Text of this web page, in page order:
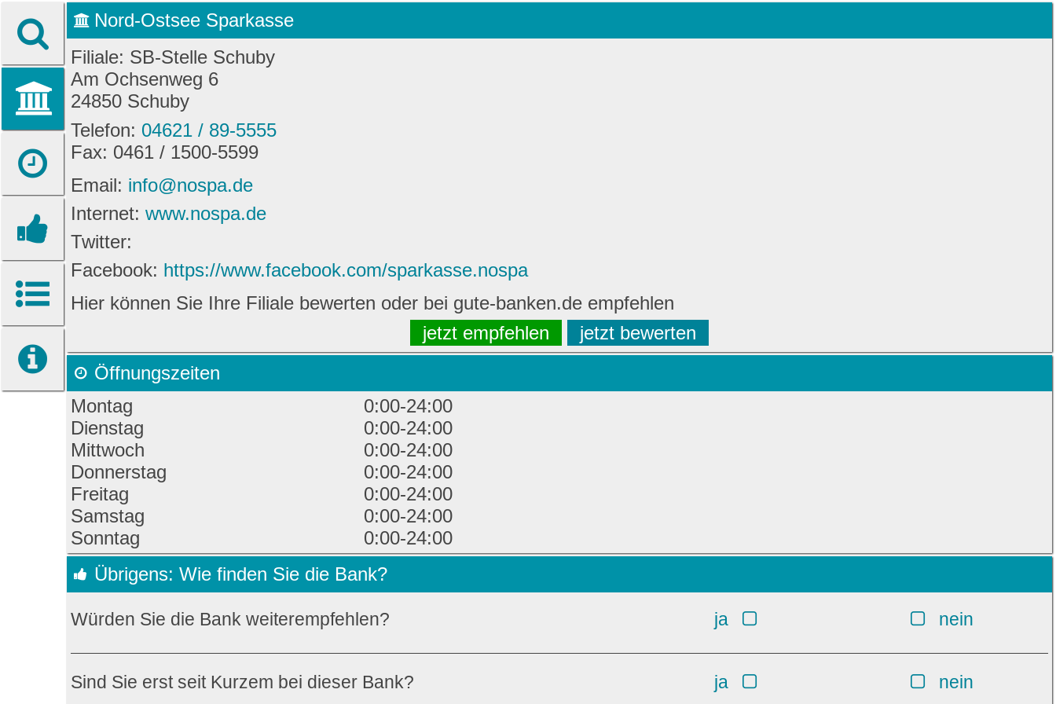
Nord-Ostsee Sparkasse
Filiale: SB-Stelle Schuby
Am Ochsenweg 6
24850 Schuby
Telefon: 04621 / 89-5555
Fax: 0461 / 1500-5599
Email: info@nospa.de
Internet: www.nospa.de
Twitter:
Facebook: https://www.facebook.com/sparkasse.nospa
Hier können Sie Ihre Filiale bewerten oder bei gute-banken.de empfehlen
jetzt empfehlen
jetzt bewerten
Öffnungszeiten
Montag
0:00-24:00
Dienstag
0:00-24:00
Mittwoch
0:00-24:00
Donnerstag
0:00-24:00
Freitag
0:00-24:00
Samstag
0:00-24:00
Sonntag
0:00-24:00
Übrigens: Wie finden Sie die Bank?
Würden Sie die Bank weiterempfehlen? ja nein
Sind Sie erst seit Kurzem bei dieser Bank? ja nein